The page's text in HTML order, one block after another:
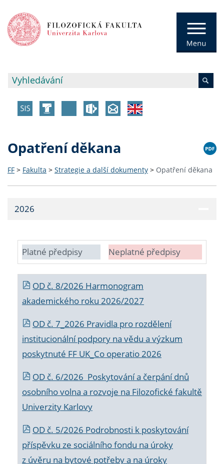
Opatření děkana
FF > Fakulta > Strategie a další dokumenty > Opatření děkana
2026
Platné předpisy Neplatné předpisy
OD č. 8/2026 Harmonogram
akademického roku 2026/2027
OD č. 7_2026 Pravidla pro rozdělení
institucionální podpory na vědu a výzkum
poskytnuté FF UK_Co operatio 2026
OD č. 6/2026 Poskytování a čerpání dnů
osobního volna a rozvoje na Filozofické fakultě
Univerzity Karlovy
OD č. 5/2026 Podrobnosti k poskytování
příspěvku ze sociálního fondu na úroky
z úvěru na bytové potřeby a na úroky